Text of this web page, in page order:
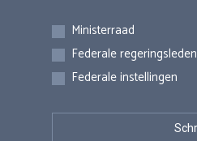
Inschrijvingen
Ministerraad
Federale regeringsleden
Federale instellingen